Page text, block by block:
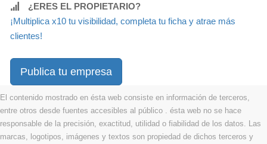
¿ERES EL PROPIETARIO?
¡Multiplica x10 tu visibilidad, completa tu ficha y atrae más
clientes!
Publica tu empresa
El contenido mostrado en ésta web consiste en información de terceros,
entre otros desde fuentes accesibles al público . ésta web no se hace
responsable de la precisión, exactitud, utilidad o fiabilidad de los datos. Las
marcas, logotipos, imágenes y textos son propiedad de dichos terceros y